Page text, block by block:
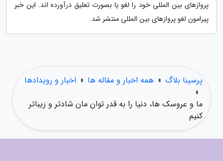
پروازهای بین المللی خود را لغو یا بصورت تعلیق درآورده اند. این خبر
پیرامون لغو پروازهای بین المللی منتشر شد.
پرسینا بلاگ » همه اخبار و مقاله ها » اخبار و رویدادها
»
ما و عروسک ها، دنیا را به قدر توان مان شادتر و زیباتر
کنیم